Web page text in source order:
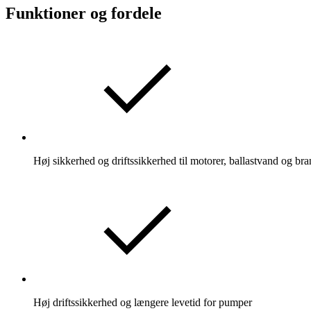
Funktioner og fordele
Høj sikkerhed og driftssikkerhed til motorer, ballastvand og
Høj driftssikkerhed og længere levetid for pumper